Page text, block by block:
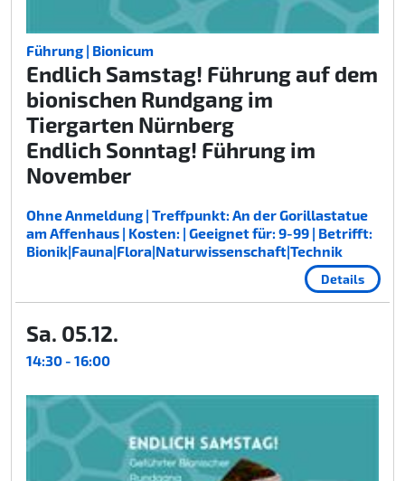
Führung | Bionicum
Endlich Samstag! Führung auf dem
bionischen Rundgang im
Tiergarten Nürnberg
Endlich Sonntag! Führung im
November
Ohne Anmeldung | Treffpunkt: An der Gorillastatue
am Affenhaus | Kosten: | Geeignet für: 9-99 | Betrifft:
Bionik|Fauna|Flora|Naturwissenschaft|Technik
Details
Sa. 05.12.
14:30 - 16:00